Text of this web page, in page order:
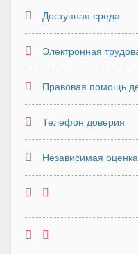
Доступная среда
Электронная
Правовая помощь
Телефон доверия
Независимая